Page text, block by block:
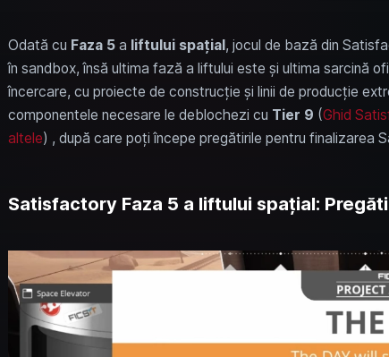
Odată cu Faza 5a liftului spațial, jocul de bază din
în sandbox, însă ultima fază a liftului este și ultima sarcină
încercare, cu proiecte de construcție și linii de producție
componentele necesare le deblochezi cu Tier 9 (Ghid
altele) , după care poți începe pregătirile pentru finalizarea
Satisfactory Faza 5 a liftului spațial: